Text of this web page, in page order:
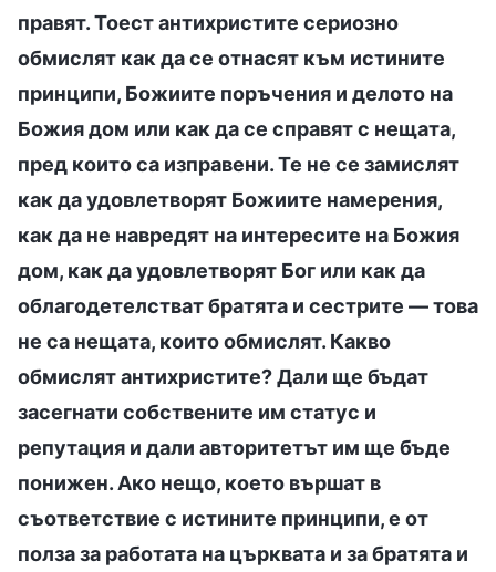
правят. Тоест антихристите сериозно
обмислят как да се отнасят към истините
принципи, Божиите поръчения и делото на
Божия дом или как да се справят с нещата,
пред които са изправени. Те не се замислят
как да удовлетворят Божиите намерения,
как да не навредят на интересите на Божия
дом, как да удовлетворят Бог или как да
облагодетелстват братята и сестрите — това
не са нещата, които обмислят. Какво
обмислят антихристите? Дали ще бъдат
засегнати собствените им статус и
репутация и дали авторитетът им ще бъде
понижен. Ако нещо, което вършат в
съответствие с истините принципи, е от
полза за работата на църквата и за братята и